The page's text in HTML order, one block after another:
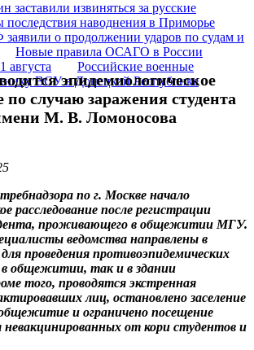
извиняться за русские
последствия наводнения в Приморье
о продолжении ударов по судам и
Новые правила ОСАГО в России
августа
Российские военные
ВСУ в Донецкой Республике
эпидемиологическое
по случаю заражения студента
М. В. Ломоносова
по г. Москве начало
расследование после регистрации
проживающего в общежитии МГУ.
ведомства направлены в
для проведения противоэпидемических
общежитии, так и в здании
того, проводятся экстренная
лиц, остановлено заселение
и ограничено посещение
невакцинированных от кори студентов и